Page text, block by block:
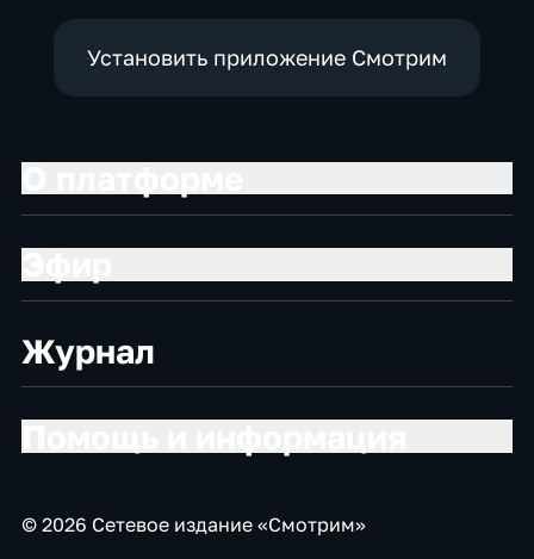
Установить приложение Смотрим
Журнал
© 2026 Сетевое издание «Смотрим»